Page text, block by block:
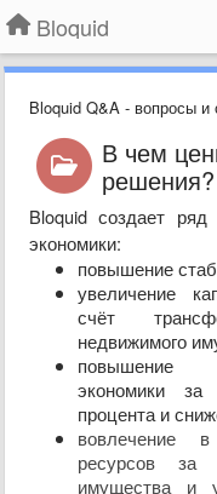
Bloquid
Bloquid Q&A - вопросы и
В чем
решения?
Bloquid создает
экономики:
повышение
увеличение
счёт
недвижимого
повышение
экономики
процента и
вовлечение в
ресурсов за
имущества и